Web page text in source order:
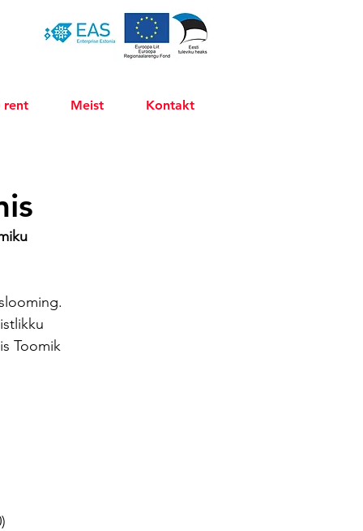
rent Meist Kontakt
Toomik